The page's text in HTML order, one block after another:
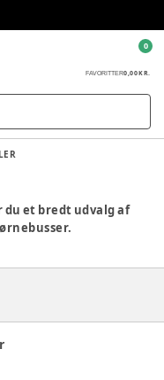
FAVORITTER0,00 KR.
0
et bredt udvalg af